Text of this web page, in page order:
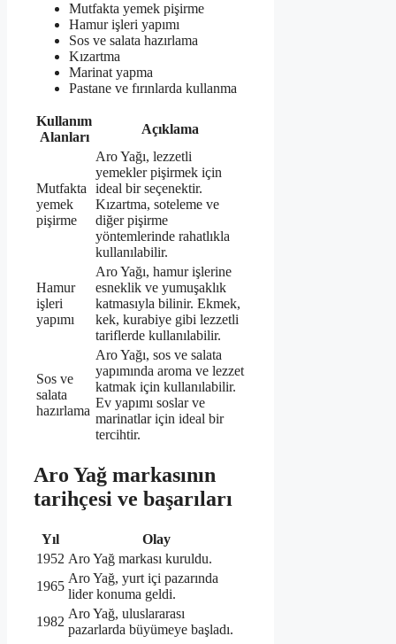
Mutfakta yemek pişirme
Hamur işleri yapımı
Sos ve salata hazırlama
Kızartma
Marinat yapma
Pastane ve fırınlarda kullanma
Kullanım
Alanları
Açıklama
Mutfakta
yemek
pişirme
Aro Yağı, lezzetli
yemekler pişirmek için
ideal bir seçenektir.
Kızartma, soteleme ve
diğer pişirme
yöntemlerinde rahatlıkla
kullanılabilir.
Hamur
işleri
yapımı
Aro Yağı, hamur işlerine
esneklik ve yumuşaklık
katmasıyla bilinir. Ekmek,
kek, kurabiye gibi lezzetli
tariflerde kullanılabilir.
Sos ve
salata
hazırlama
Aro Yağı, sos ve salata
yapımında aroma ve lezzet
katmak için kullanılabilir.
Ev yapımı soslar ve
marinatlar için ideal bir
tercihtir.
Aro Yağ markasının
tarihçesi ve başarıları
Yıl
Olay
1952 Aro Yağ markası kuruldu.
1965
Aro Yağ, yurt içi pazarında
lider konuma geldi.
1982
Aro Yağ, uluslararası
pazarlarda büyümeye başladı.